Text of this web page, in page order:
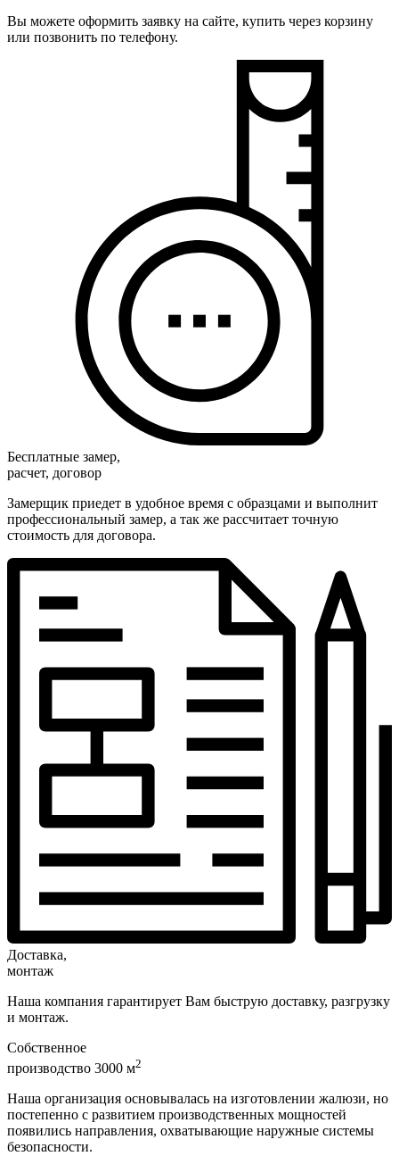
Вы можете оформить заявку на сайте, купить через корзину
или позвонить по телефону.
Бесплатные замер,
расчет, договор
Замерщик приедет в удобное время с образцами и выполнит
профессиональный замер, а так же рассчитает точную
стоимость для договора.
Доставка,
монтаж
Наша компания гарантирует Вам быструю доставку, разгрузку
и монтаж.
Собственное
производство 3000 м2
Наша организация основывалась на изготовлении жалюзи, но
постепенно с развитием производственных мощностей
появились направления, охватывающие наружные системы
безопасности.